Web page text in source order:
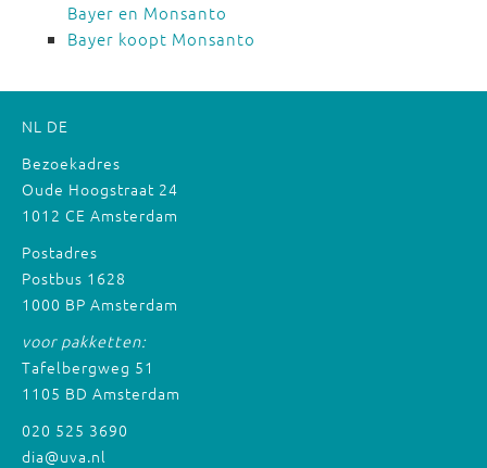
Bayer en Monsanto
Bayer koopt Monsanto
NL DE
Bezoekadres
Oude Hoogstraat 24
1012 CE Amsterdam
Postadres
Postbus 1628
1000 BP Amsterdam
voor pakketten:
Tafelbergweg 51
1105 BD Amsterdam
020 525 3690
dia@uva.nl